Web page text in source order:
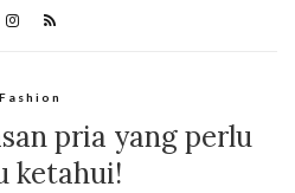
Fashion
pria yang perlu
ketahui!